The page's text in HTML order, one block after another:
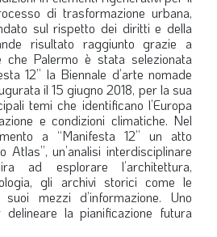
EVASIO
NUMERO expand_more
di trasformazione urbana,
sul rispetto dei diritti e della
risultato raggiunto grazie a
che Palermo è stata selezionata
12” la Biennale d’arte nomade
il 15 giugno 2018, per la sua
temi che identificano l’Europa
e condizioni climatiche. Nel
a “Manifesta 12” un atto
Atlas”, un’analisi interdisciplinare
ad esplorare l’architettura,
gli archivi storici come le
mezzi d’informazione. Uno
la pianificazione futura